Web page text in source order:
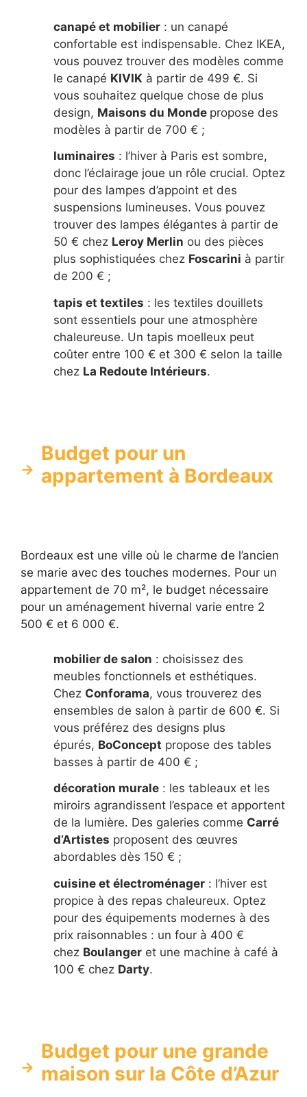
canapé et mobilier : un canapé
confortable est indispensable. Chez IKEA,
vous pouvez trouver des modèles comme
le canapé KIVIK à partir de 499 €. Si
vous souhaitez quelque chose de plus
design, Maisons du Monde propose des
modèles à partir de 700 € ;
luminaires : l’hiver à Paris est sombre,
donc l’éclairage joue un rôle crucial. Optez
pour des lampes d’appoint et des
suspensions lumineuses. Vous pouvez
trouver des lampes élégantes à partir de
50 € chez Leroy Merlin ou des pièces
plus sophistiquées chez Foscarini à partir
de 200 € ;
tapis et textiles : les textiles douillets
sont essentiels pour une atmosphère
chaleureuse. Un tapis moelleux peut
coûter entre 100 € et 300 € selon la taille
chez La Redoute Intérieurs.
Budget pour un
appartement à Bordeaux
Bordeaux est une ville où le charme de l’ancien
se marie avec des touches modernes. Pour un
appartement de 70 m², le budget nécessaire
pour un aménagement hivernal varie entre 2
500 € et 6 000 €.
mobilier de salon : choisissez des
meubles fonctionnels et esthétiques.
Chez Conforama, vous trouverez des
ensembles de salon à partir de 600 €. Si
vous préférez des designs plus
épurés, BoConcept propose des tables
basses à partir de 400 € ;
décoration murale : les tableaux et les
miroirs agrandissent l’espace et apportent
de la lumière. Des galeries comme Carré
d’Artistes proposent des œuvres
abordables dès 150 € ;
cuisine et électroménager : l’hiver est
propice à des repas chaleureux. Optez
pour des équipements modernes à des
prix raisonnables : un four à 400 €
chez Boulanger et une machine à café à
100 € chez Darty.
Budget pour une grande
maison sur la Côte d’Azur